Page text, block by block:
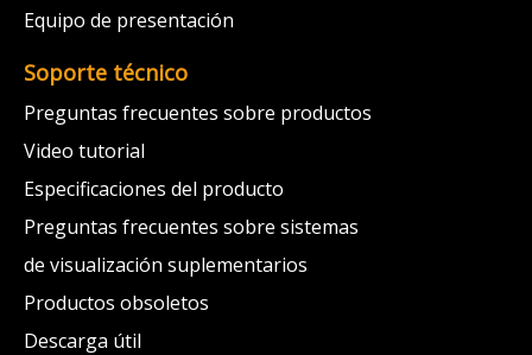
Equipo de presentación
Soporte técnico
Preguntas frecuentes sobre productos
Video tutorial
Especificaciones del producto
Preguntas frecuentes sobre sistemas
de visualización suplementarios
Productos obsoletos
Descarga útil